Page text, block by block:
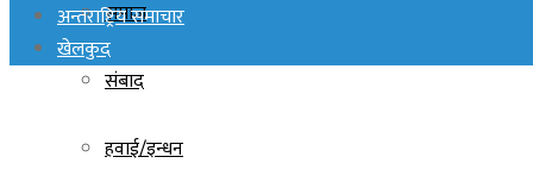
समाज
संबाद
हवाई/इन्धन
अन्तराष्ट्रिय समाचार
खेलकुद